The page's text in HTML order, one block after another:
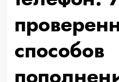
способов